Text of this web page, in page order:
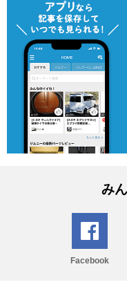
み
Facebook